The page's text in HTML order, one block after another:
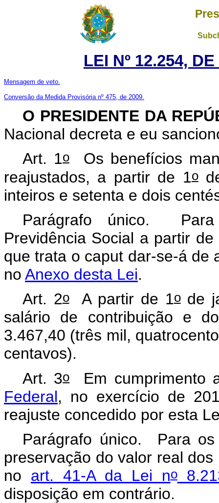
LEI Nº 12.254,
Mensagem de veto.
Conversão da Medida Provisória nº 475, de 2009.
O PRESIDENTE DA
Nacional decreta e eu
Art. 1o
Os benefícios
reajustados, a partir de 1o
inteiros e setenta e dois
Parágrafo único.
Previdência Social a partir de
que trata o caput dar-se-á de
no Anexo desta Lei.
Art. 2oA partir de 1ode
salário de contribuição e
3.467,40 (três mil,
centavos).
Art. 3oEm cumprimento
Federal, no exercício de
reajuste concedido por esta
Parágrafo único. Para
preservação do valor real
no art. 41-A da Lei no
disposição em contrário.